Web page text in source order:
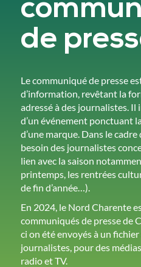
de
Le communiqué de presse
d’information, revêtant la
adressé à des journalistes. Il
d’un événement ponctuant
d’une marque. Dans le
besoin des journalistes
lien avec la saison
printemps, les rentrées
de fin d’année…).
En 2024, le Nord Charente
communiqués de presse de
ci on été envoyés à un
journalistes, pour des
radio et TV.